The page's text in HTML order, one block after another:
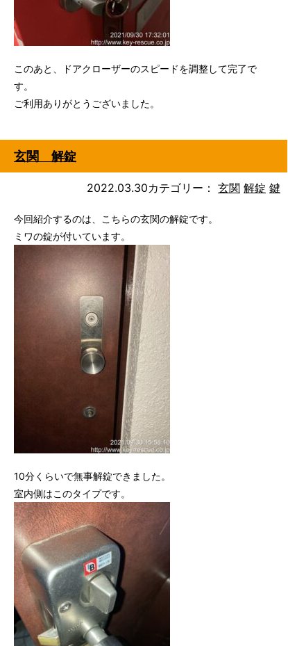
このあと、ドアクローザーのスピードを調整して完了で
す。
ご利用ありがとうございました。
玄関 解錠
2022.03.30カテゴリー： 玄関 解錠 鍵
今回紹介するのは、こちらの玄関の解錠です。
ミワの錠が付いています。
10分くらいで無事解錠できました。
室内側はこのタイプです。